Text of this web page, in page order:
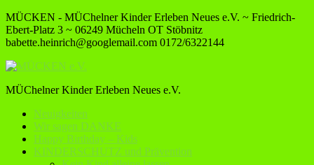
MÜCKEN - MÜChelner Kinder Erleben Neues e.V. ~ Friedrich-
Ebert-Platz 3 ~ 06249 Mücheln OT Stöbnitz
babette.heinrich@googlemail.com 0172/6322144
MÜChelner Kinder Erleben Neues e.V.
Neuigkeiten
Wir sagen DANKE
Happy Birthday – Kids
KINDERSCHUTZ und Prävention